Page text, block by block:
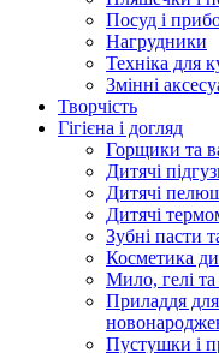
Посуд і
Нагрудники
Техніка для
Змінні
Творчість
Гігієна і догляд
Горщики та
Дитячі
Дитячі
Дитячі
Зубні пасти
Косметика
Мило, гелі
Приладдя для
Пустушки і